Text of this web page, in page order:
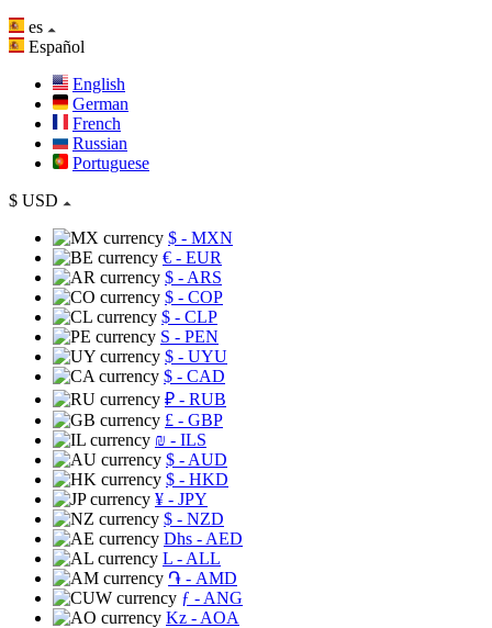
es
Español
English
German
French
Russian
Portuguese
$ USD
$ - MXN
€ - EUR
$ - ARS
$ - COP
$ - CLP
S - PEN
$ - UYU
$ - CAD
₽ - RUB
£ - GBP
₪ - ILS
$ - AUD
$ - HKD
¥ - JPY
$ - NZD
Dhs - AED
L - ALL
֏ - AMD
ƒ - ANG
Kz - AOA